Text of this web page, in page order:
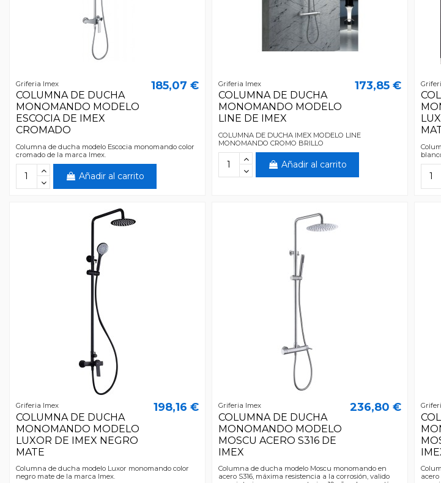
Griferia Imex
COLUMNA DE DUCHA
MONOMANDO MODELO
ESCOCIA DE IMEX
CROMADO
185,07 €
Columna de ducha modelo Escocia monomando color
cromado de la marca Imex.
Añadir al carrito
Griferia Imex
COLUMNA DE DUCHA
MONOMANDO MODELO
LINE DE IMEX
173,85 €
COLUMNA DE DUCHA IMEX MODELO LINE
MONOMANDO CROMO BRILLO
Añadir al carrito
Griferia Imex
COLUMNA DE DUCHA
MONOMANDO MODELO
LUXOR DE IMEX NEGRO
MATE
198,16 €
Columna de ducha modelo Luxor monomando color
negro mate de la marca Imex.
Griferia Imex
COLUMNA DE DUCHA
MONOMANDO MODELO
MOSCU ACERO S316 DE
IMEX
236,80 €
Columna de ducha modelo Moscu monomando en
acero S316, máxima resistencia a la corrosión, valido